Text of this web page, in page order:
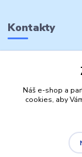
Kontakty
Náš e-shop a
cookies, aby